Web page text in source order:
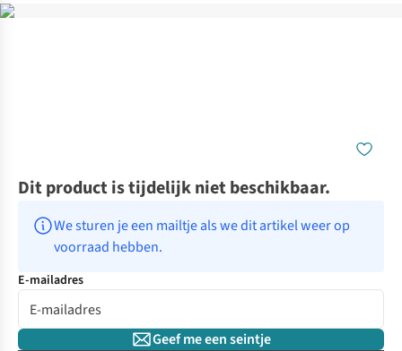
Dit product is tijdelijk niet beschikbaar.
We sturen je een mailtje als we dit artikel weer op
voorraad hebben.
E-mailadres
Geef me een seintje